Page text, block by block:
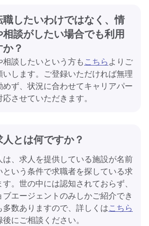
したいわけではなく、情
談がしたい場合でも利用
？
談したいという方もこちらよりご
いします。ご登録いただければ無理
めず、状況に合わせてキャリアパー
応させていただきます。
とは何ですか？
は、求人を提供している施設が名前
という条件で求職者を探している求
。世の中には認知されておらず、
ブエージェントのみしかご紹介でき
多数ありますので、詳しくはこちら
にご相談ください。